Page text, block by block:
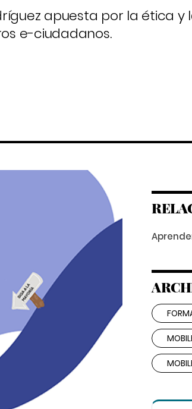
apuesta por la ética y
e-ciudadanos.